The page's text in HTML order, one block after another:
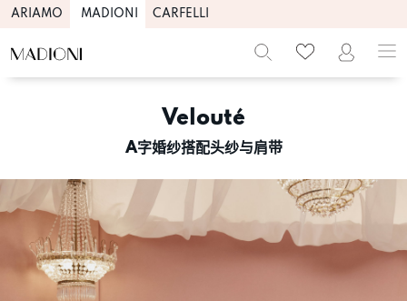
Skip
ARIAMO MADIONI CARFELLI
Velouté
A字婚纱搭配头纱与肩带